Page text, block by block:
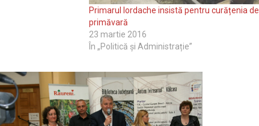
Primarul Iordache insistă pentru curățenia de
primăvară
23 martie 2016
În „Politică și Administrație”